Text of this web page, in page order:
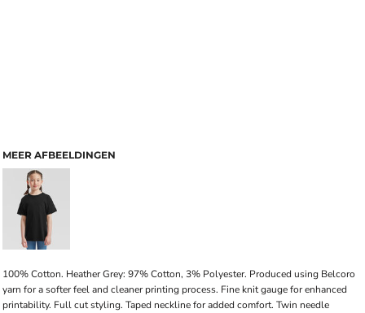
MEER AFBEELDINGEN
100% Cotton. Heather Grey: 97% Cotton, 3% Polyester. Produced using Belcoro
yarn for a softer feel and cleaner printing process. Fine knit gauge for enhanced
printability. Full cut styling. Taped neckline for added comfort. Twin needle